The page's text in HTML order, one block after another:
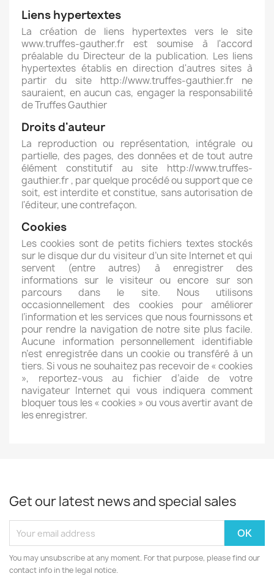
Liens hypertextes
La création de liens hypertextes vers le site
www.truffes-gauther.fr est soumise à l'accord
préalable du Directeur de la publication. Les liens
hypertextes établis en direction d'autres sites à
partir du site http://www.truffes-gauthier.fr ne
sauraient, en aucun cas, engager la responsabilité
de Truffes Gauthier
Droits d'auteur
La reproduction ou représentation, intégrale ou
partielle, des pages, des données et de tout autre
élément constitutif au site http://www.truffes-
gauthier.fr , par quelque procédé ou support que ce
soit, est interdite et constitue, sans autorisation de
l'éditeur, une contrefaçon.
Cookies
Les cookies sont de petits fichiers textes stockés
sur le disque dur du visiteur d’un site Internet et qui
servent (entre autres) à enregistrer des
informations sur le visiteur ou encore sur son
parcours dans le site. Nous utilisons
occasionnellement des cookies pour améliorer
l’information et les services que nous fournissons et
pour rendre la navigation de notre site plus facile.
Aucune information personnellement identifiable
n’est enregistrée dans un cookie ou transféré à un
tiers. Si vous ne souhaitez pas recevoir de « cookies
», reportez-vous au fichier d’aide de votre
navigateur Internet qui vous indiquera comment
bloquer tous les « cookies » ou vous avertir avant de
les enregistrer.
Get our latest news and special sales
You may unsubscribe at any moment. For that purpose, please find our
contact info in the legal notice.